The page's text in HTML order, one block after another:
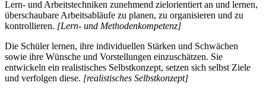
Lern- und Arbeitstechniken zunehmend zielorientiert an und lernen,
überschaubare Arbeitsabläufe zu planen, zu organisieren und zu
kontrollieren. [Lern- und Methodenkompetenz]
Die Schüler lernen, ihre individuellen Stärken und Schwächen
sowie ihre Wünsche und Vorstellungen einzuschätzen. Sie
entwickeln ein realistisches Selbstkonzept, setzen sich selbst Ziele
und verfolgen diese. [realistisches Selbstkonzept]